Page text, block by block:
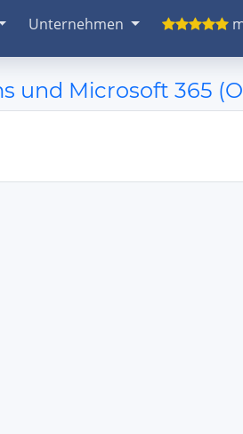
Unternehmen
und Microsoft 365